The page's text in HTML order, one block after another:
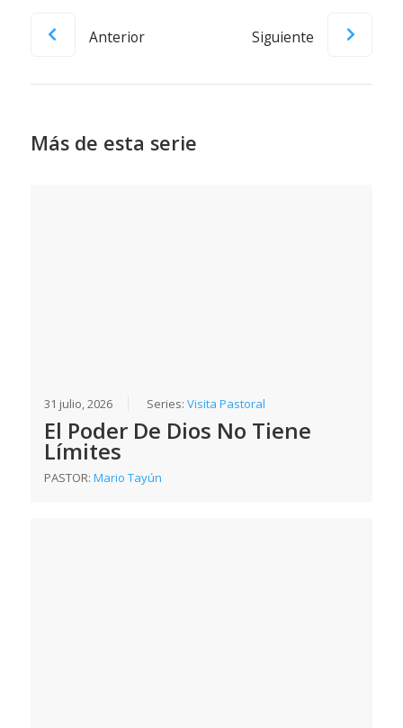
Anterior Siguiente
Más de esta serie
31 julio, 2026 Series:Visita Pastoral
El Poder De Dios No Tiene
Límites
PASTOR:Mario Tayún